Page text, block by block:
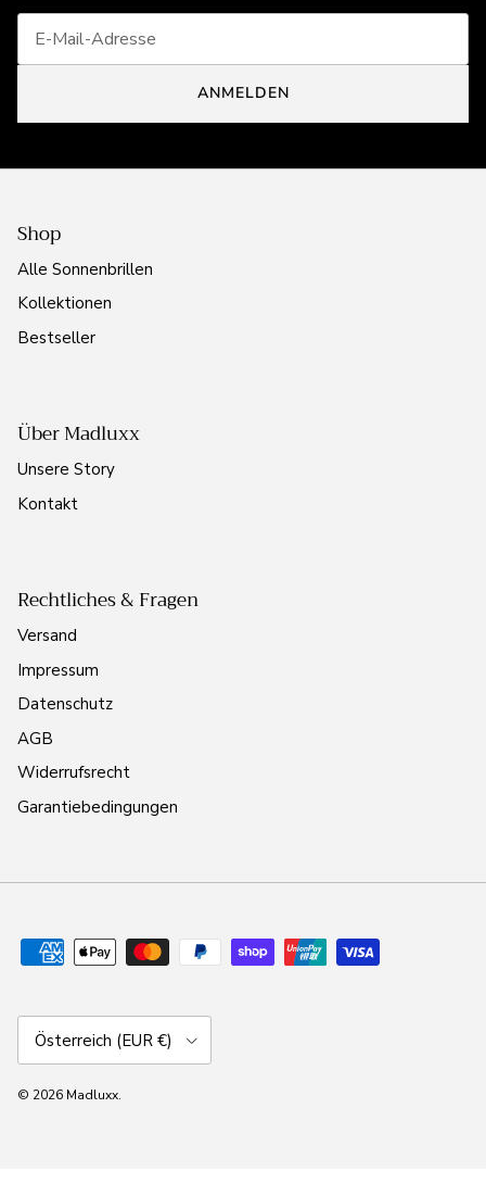
ANMELDEN
Shop
Alle Sonnenbrillen
Kollektionen
Bestseller
Über Madluxx
Unsere Story
Kontakt
Rechtliches & Fragen
Versand
Impressum
Datenschutz
AGB
Widerrufsrecht
Garantiebedingungen
Land/Region
Österreich (EUR €)
© 2026 Madluxx.